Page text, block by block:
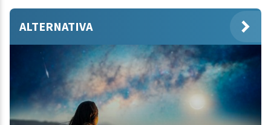
ALTERNATIVA